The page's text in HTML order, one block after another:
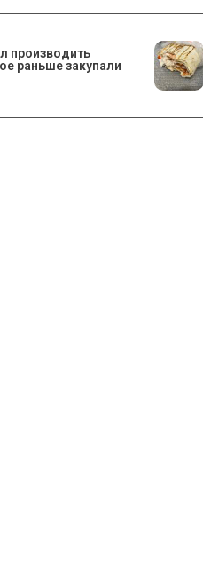
производить
раньше закупали